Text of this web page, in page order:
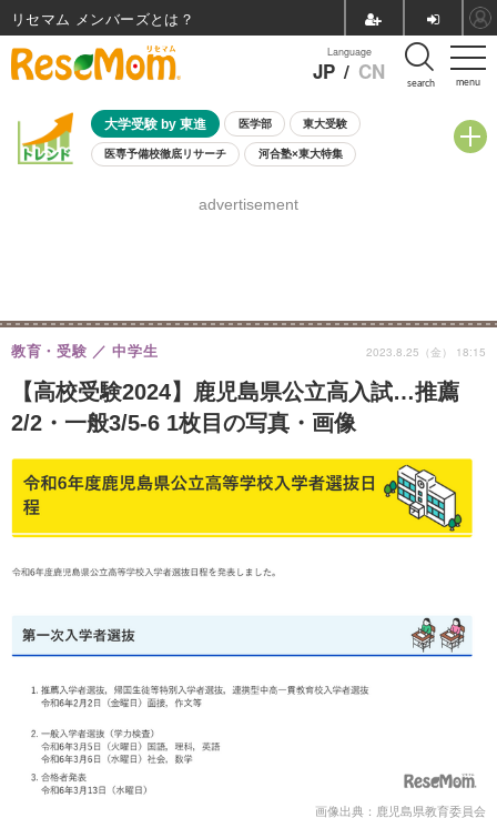
menu
Language
JP / CN search
大学受験 by 東進 医学部 東大受験
医専予備校徹底リサーチ 河合塾×東大特集
8月開催学校説明会・相談会
advertisement
【高校受験2024】鹿児島県公立高入試…推薦
2/2・一般3/5-6 1枚目の写真・画像
教育・受験 中学生 2023.8.25（金） 18:15
画像出典：鹿児島県教育委員会
リセマム メンバーズ